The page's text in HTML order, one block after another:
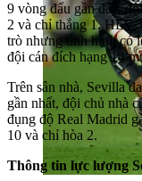
9 vòng đấu gần đây,
2 và chỉ thắng 1. HLV
trò nhưng tình hình có
đội cán đích hạng 14
Trên sân nhà, Sevilla
gần nhất, đội chủ nhà
đụng độ Real Madrid
10 và chỉ hòa 2.
Thông tin lực lượng